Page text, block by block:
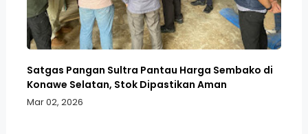
Satgas Pangan Sultra Pantau Harga Sembako di
Konawe Selatan, Stok Dipastikan Aman
Mar 02, 2026